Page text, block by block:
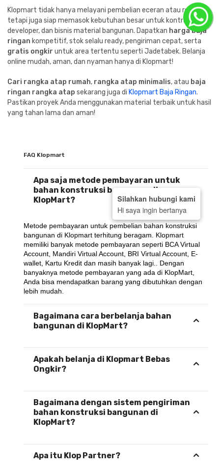
Klopmart tidak hanya melayani pembelian eceran atau retail,
tetapi juga siap memasok kebutuhan besar untuk kontraktor,
developer, dan bisnis material bangunan. Dapatkan harga baja
ringan kompetitif, stok selalu ready, pengiriman cepat, serta
gratis ongkir untuk area tertentu seperti Jadetabek. Belanja
online mudah, aman, dan nyaman hanya di Klopmart!
Cari rangka atap rumah, rangka atap minimalis, atau baja
ringan rangka atap sekarang juga di Klopmart Baja Ringan.
Pastikan proyek Anda menggunakan material terbaik untuk hasil
yang tahan lama dan aman!
FAQ Klopmart
Apa saja metode pembayaran untuk
bahan konstruksi bangunan di
KlopMart?
Metode pembayaran untuk pembelian bahan konstruksi
bangunan di Klopmart terhitung beragam. Klopmart
memiliki banyak metode pembayaran seperti BCA Virtual
Account, Mandiri Virtual Account, BRI Virtual Account, E-
wallet, Kartu Kredit dan masih banyak lagi.. Dengan
banyaknya metode pembayaran yang ada di KlopMart,
Anda bisa mendapatkan barang yang dibutuhkan dengan
lebih mudah.
Bagaimana cara berbelanja bahan
bangunan di KlopMart?
Apakah belanja di Klopmart Bebas
Ongkir?
Bagaimana dengan sistem pengiriman
bahan konstruksi bangunan di
KlopMart?
Apa itu Klop Partner?
Silahkan hubungi kami
Hi saya ingin bertanya